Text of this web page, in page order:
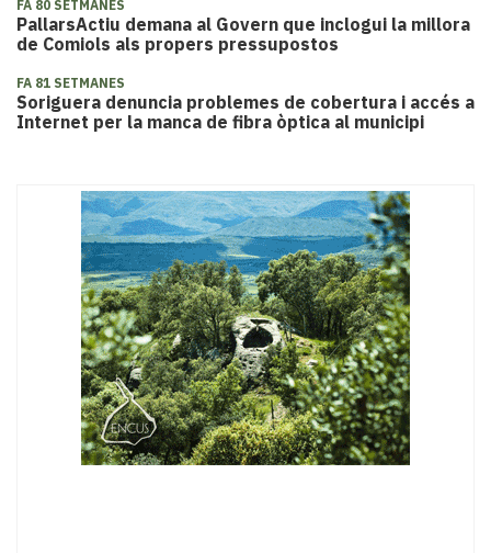
FA 80 SETMANES
PallarsActiu demana al Govern que inclogui la millora
de Comiols als propers pressupostos
FA 81 SETMANES
Soriguera denuncia problemes de cobertura i accés a
Internet per la manca de fibra òptica al municipi